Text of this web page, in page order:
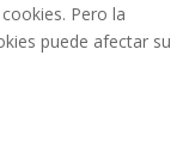
Pero la
puede afectar su